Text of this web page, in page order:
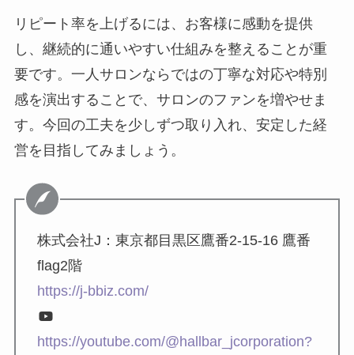
リピート率を上げるには、お客様に感動を提供
し、継続的に通いやすい仕組みを整えることが重
要です。一人サロンならではの丁寧な対応や特別
感を演出することで、サロンのファンを増やせま
す。今回の工夫を少しずつ取り入れ、安定した経
営を目指してみましょう。
株式会社J：東京都目黒区鷹番2-15-16 鷹番
flag2階
https://j-bbiz.com/
https://youtube.com/@hallbar_jcorporation?